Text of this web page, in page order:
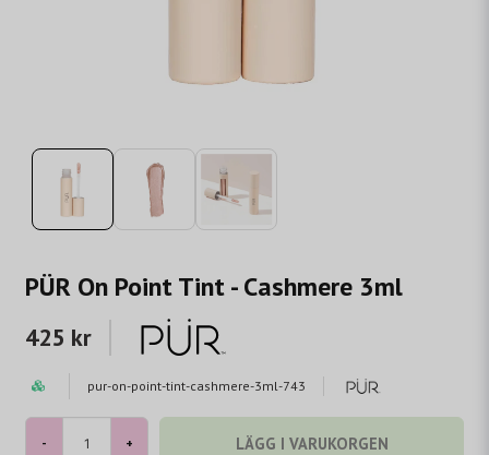
PÜR On Point Tint - Cashmere 3ml
425 kr
pur-on-point-tint-cashmere-3ml-743
- + LÄGG I VARUKORGEN